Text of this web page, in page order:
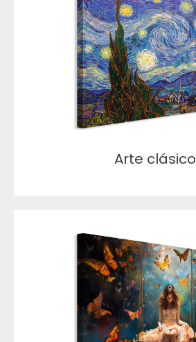
Arte clásico